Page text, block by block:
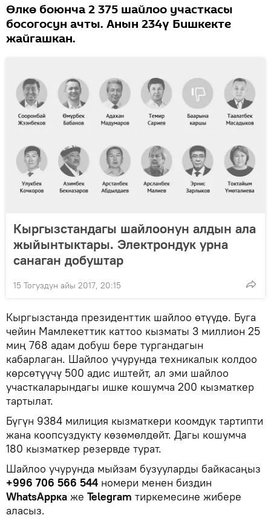
Өлкө боюнча 2 375 шайлоо участкасы
босогосун ачты. Анын 234ү Бишкекте
жайгашкан.
Кыргызстандагы шайлоонун алдын ала
жыйынтыктары. Электрондук урна
санаган добуштар
15 Тогуздун айы 2017, 20:15
Кыргызстанда президенттик шайлоо өтүүдө. Буга
чейин Мамлекеттик каттоо кызматы 3 миллион 25
миң 768 адам добуш бере тургандагын
кабарлаган. Шайлоо учурунда техникалык колдоо
көрсөтүүчү 500 адис иштейт, ал эми шайлоо
участкаларындагы ишке кошумча 200 кызматкер
тартылат.
Бүгүн 9384 милиция кызматкери коомдук тартипти
жана коопсуздукту көзөмөлдөйт. Дагы кошумча
180 кызматкер резервде турат.
Шайлоо учурунда мыйзам бузууларды байкасаңыз
+996 706 566 544 номери менен биздин
WhatsAppка же Telegram тиркемесине жибере
аласыз.